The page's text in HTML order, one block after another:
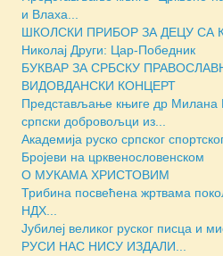
и Влаха...
ШКОЛСКИ ПРИБОР ЗА ДЕЦУ СА
Николај Други: Цар-Победник
БУКВАР ЗА СРБСКУ
ВИДОВДАНСКИ КОНЦЕРТ
Представљање књиге др Милана
српски добровољци из...
Академија руско српског
Бројеви на црквенословенском
О МУКАМА ХРИСТОВИМ
Трибина посвећена жртвама
НДХ...
Јубилеј великог руског писца и
РУСИ НАС НИСУ ИЗДАЛИ...